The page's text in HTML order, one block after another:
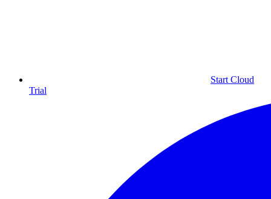
Start Cloud
Trial